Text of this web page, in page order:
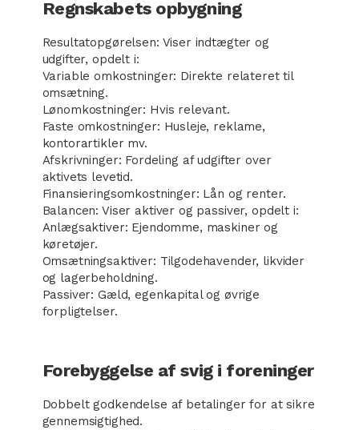
Regnskabets opbygning
Resultatopgørelsen: Viser indtægter og
udgifter, opdelt i:
Variable omkostninger: Direkte relateret til
omsætning.
Lønomkostninger: Hvis relevant.
Faste omkostninger: Husleje, reklame,
kontorartikler mv.
Afskrivninger: Fordeling af udgifter over
aktivets levetid.
Finansieringsomkostninger: Lån og renter.
Balancen: Viser aktiver og passiver, opdelt i:
Anlægsaktiver: Ejendomme, maskiner og
køretøjer.
Omsætningsaktiver: Tilgodehavender, likvider
og lagerbeholdning.
Passiver: Gæld, egenkapital og øvrige
forpligtelser.
Forebyggelse af svig i foreninger
Dobbelt godkendelse af betalinger for at sikre
gennemsigtighed.